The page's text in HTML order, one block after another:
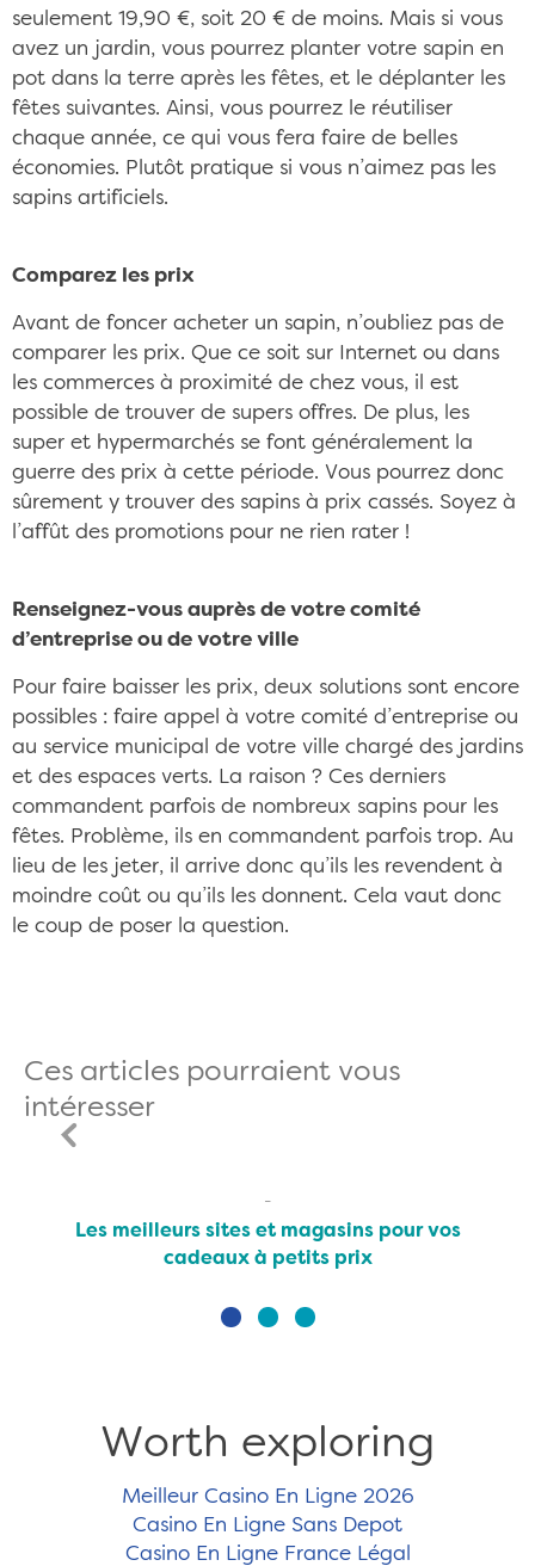
seulement 19,90 €, soit 20 € de moins. Mais si vous
avez un jardin, vous pourrez planter votre sapin en
pot dans la terre après les fêtes, et le déplanter les
fêtes suivantes. Ainsi, vous pourrez le réutiliser
chaque année, ce qui vous fera faire de belles
économies. Plutôt pratique si vous n’aimez pas les
sapins artificiels.
Comparez les prix
Avant de foncer acheter un sapin, n’oubliez pas de
comparer les prix. Que ce soit sur Internet ou dans
les commerces à proximité de chez vous, il est
possible de trouver de supers offres. De plus, les
super et hypermarchés se font généralement la
guerre des prix à cette période. Vous pourrez donc
sûrement y trouver des sapins à prix cassés. Soyez à
l’affût des promotions pour ne rien rater !
Renseignez-vous auprès de votre comité
d’entreprise ou de votre ville
Pour faire baisser les prix, deux solutions sont encore
possibles : faire appel à votre comité d’entreprise ou
au service municipal de votre ville chargé des jardins
et des espaces verts. La raison ? Ces derniers
commandent parfois de nombreux sapins pour les
fêtes. Problème, ils en commandent parfois trop. Au
lieu de les jeter, il arrive donc qu’ils les revendent à
moindre coût ou qu’ils les donnent. Cela vaut donc
le coup de poser la question.
Ces articles pourraient vous
intéresser
Les meilleurs sites et magasins pour vos
cadeaux à petits prix
Worth exploring
Meilleur Casino En Ligne 2026
Casino En Ligne Sans Depot
Casino En Ligne France Légal